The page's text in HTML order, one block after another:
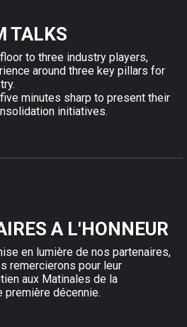
TALKS
to three industry players,
around three key pillars for
minutes sharp to present their
initiatives.
A L'HONNEUR
en lumière de nos partenaires,
remercierons pour leur
aux Matinales de la
première décennie.